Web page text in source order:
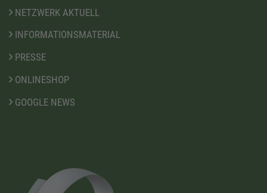
NETZWERK AKTUELL
INFORMATIONSMATERIAL
PRESSE
ONLINESHOP
GOOGLE NEWS